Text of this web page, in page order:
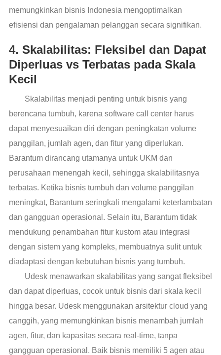
memungkinkan bisnis Indonesia mengoptimalkan
efisiensi dan pengalaman pelanggan secara signifikan.
4. Skalabilitas: Fleksibel dan Dapat
Diperluas vs Terbatas pada Skala
Kecil
Skalabilitas menjadi penting untuk bisnis yang
berencana tumbuh, karena software call center harus
dapat menyesuaikan diri dengan peningkatan volume
panggilan, jumlah agen, dan fitur yang diperlukan.
Barantum dirancang utamanya untuk UKM dan
perusahaan menengah kecil, sehingga skalabilitasnya
terbatas. Ketika bisnis tumbuh dan volume panggilan
meningkat, Barantum seringkali mengalami keterlambatan
dan gangguan operasional. Selain itu, Barantum tidak
mendukung penambahan fitur kustom atau integrasi
dengan sistem yang kompleks, membuatnya sulit untuk
diadaptasi dengan kebutuhan bisnis yang tumbuh.
Udesk menawarkan skalabilitas yang sangat fleksibel
dan dapat diperluas, cocok untuk bisnis dari skala kecil
hingga besar. Udesk menggunakan arsitektur cloud yang
canggih, yang memungkinkan bisnis menambah jumlah
agen, fitur, dan kapasitas secara real-time, tanpa
gangguan operasional. Baik bisnis memiliki 5 agen atau